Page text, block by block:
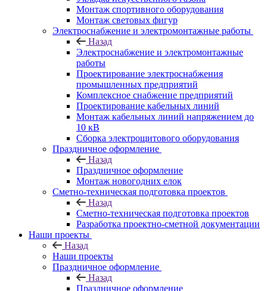
Монтаж спортивного оборудования
Монтаж световых фигур
Электроснабжение и электромонтажные работы
Назад
Электроснабжение и электромонтажные
работы
Проектирование электроснабжения
промышленных предприятий
Комплексное снабжение предприятий
Проектирование кабельных линий
Монтаж кабельных линий напряжением до
10 кВ
Сборка электрощитового оборудования
Праздничное оформление
Назад
Праздничное оформление
Монтаж новогодних елок
Сметно-техническая подготовка проектов
Назад
Сметно-техническая подготовка проектов
Разработка проектно-сметной документации
Наши проекты
Назад
Наши проекты
Праздничное оформление
Назад
Праздничное оформление